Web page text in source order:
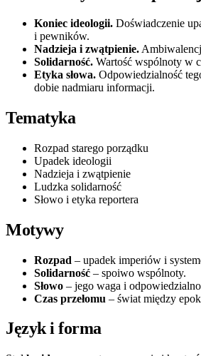
Koniec ideologii. Doświadczenie
i pewników.
Nadzieja i zwątpienie.
Solidarność. Wartość wspólnoty w
Etyka słowa. Odpowiedzialność
dobie nadmiaru informacji.
Tematyka
Rozpad starego porządku
Upadek ideologii
Nadzieja i zwątpienie
Ludzka solidarność
Słowo i etyka reportera
Motywy
Rozpad – upadek imperiów i
Solidarność – spoiwo wspólnoty.
Słowo – jego waga i
Czas przełomu – świat między
Język i forma